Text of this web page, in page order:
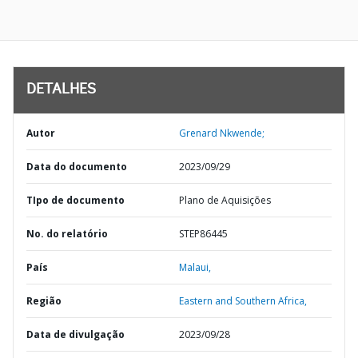
DETALHES
Autor Grenard Nkwende;
Data do documento 2023/09/29
TIpo de documento Plano de Aquisições
No. do relatório STEP86445
País Malaui,
Região Eastern and Southern Africa,
Data de divulgação 2023/09/28